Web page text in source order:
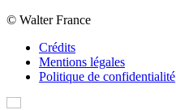
© Walter France
Crédits
Mentions légales
Politique de confidentialité